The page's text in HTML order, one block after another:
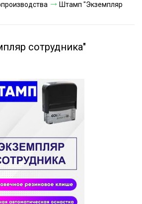
Штамп "Экземпляр
сотрудника"